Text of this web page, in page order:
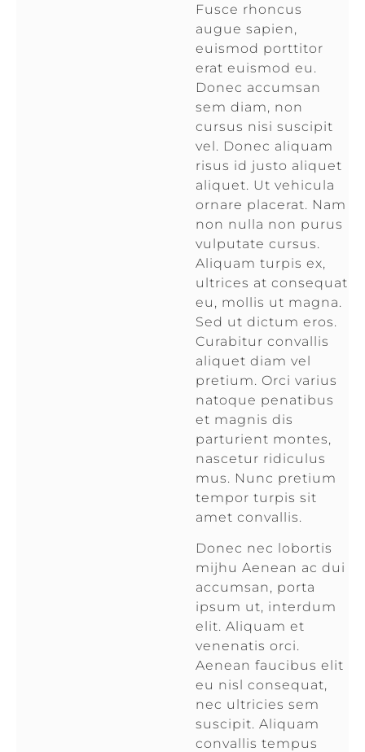
Fusce rhoncus
augue sapien,
euismod porttitor
erat euismod eu.
Donec accumsan
sem diam, non
cursus nisi suscipit
vel. Donec aliquam
risus id justo aliquet
aliquet. Ut vehicula
ornare placerat. Nam
non nulla non purus
vulputate cursus.
Aliquam turpis ex,
ultrices at consequat
eu, mollis ut magna.
Sed ut dictum eros.
Curabitur convallis
aliquet diam vel
pretium. Orci varius
natoque penatibus
et magnis dis
parturient montes,
nascetur ridiculus
mus. Nunc pretium
tempor turpis sit
amet convallis.
Donec nec lobortis
mijhu Aenean ac dui
accumsan, porta
ipsum ut, interdum
elit. Aliquam et
venenatis orci.
Aenean faucibus elit
eu nisl consequat,
nec ultricies sem
suscipit. Aliquam
convallis tempus